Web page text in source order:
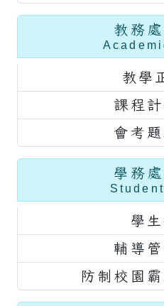
教務
教學
課程
會考
學務
學
輔導
防制校園